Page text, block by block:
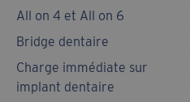
All on 4 et All on 6
Bridge dentaire
Charge immédiate sur
implant dentaire